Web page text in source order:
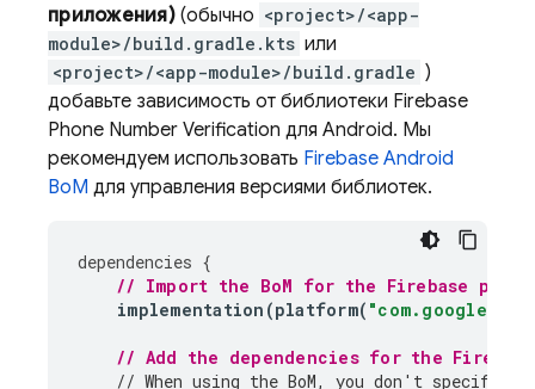
приложения)(обычно <project>/<app-
module>/build.gradle.kts или
<project>/<app-module>/build.gradle )
добавьте зависимость от библиотеки Firebase
Phone Number Verification для Android. Мы
рекомендуем использовать Firebase Android
BoM для управления версиями библиотек.
dependencies {
// Import the BoM for the Firebase
implementation (platform(
// Add the dependencies for the
// When using the BoM, you don't specify